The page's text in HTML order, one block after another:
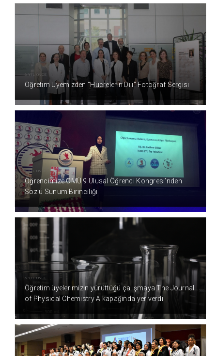
6 YIL ÖNCE
Öğretim Üyemizden “Hücrelerin Dili” Fotoğraf Sergisi
6 YIL ÖNCE
Öğrencimize OMÜ 9.Ulusal Öğrenci Kongresi’nden
Sözlü Sunum Birinciliği
6 YIL ÖNCE
Öğretim üyelerimizin yürüttüğü çalışmaya The Journal
of Physical Chemistry A kapağında yer verdi